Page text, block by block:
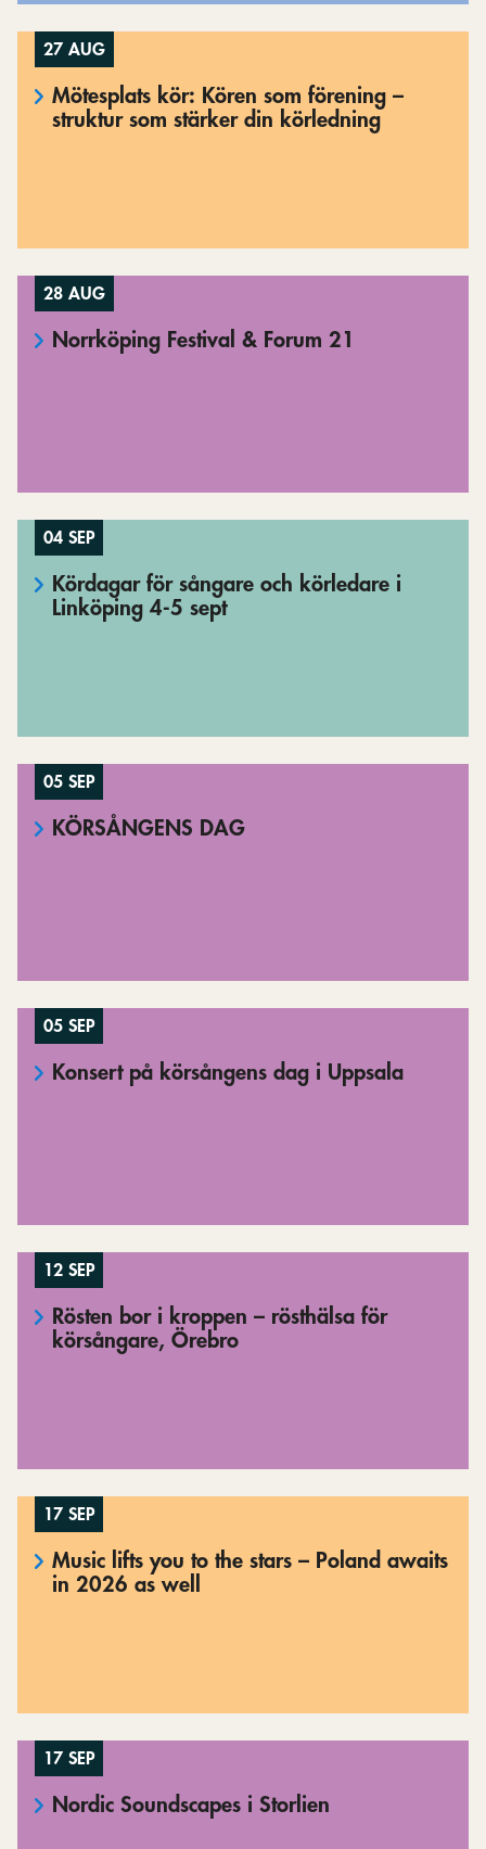
27 AUG
Mötesplats kör: Kören som förening –
struktur som stärker din körledning
28 AUG
Norrköping Festival & Forum 21
04 SEP
Kördagar för sångare och körledare i
Linköping 4-5 sept
05 SEP
KÖRSÅNGENS DAG
05 SEP
Konsert på körsångens dag i Uppsala
12 SEP
Rösten bor i kroppen – rösthälsa för
körsångare, Örebro
17 SEP
Music lifts you to the stars – Poland awaits
in 2026 as well
17 SEP
Nordic Soundscapes i Storlien